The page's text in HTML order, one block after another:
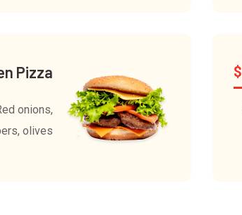
Pizza
onions,
olives
$